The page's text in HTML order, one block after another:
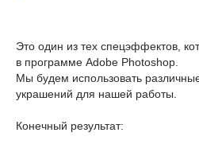
Это один из тех спецэффектов,
в программе Adobe Photoshop.
Мы будем использовать
украшений для нашей работы.
Конечный результат: